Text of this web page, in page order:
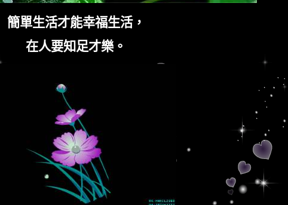
簡單生活才能幸福生活，
在人要知足才樂。